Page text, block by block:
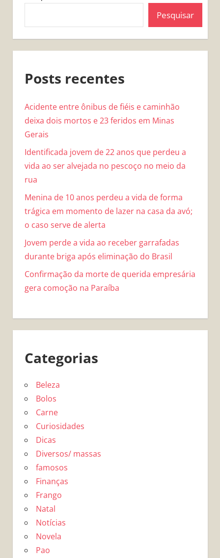
Pesquisar
Posts recentes
Acidente entre ônibus de fiéis e caminhão
deixa dois mortos e 23 feridos em Minas
Gerais
Identificada jovem de 22 anos que perdeu a
vida ao ser alvejada no pescoço no meio da
rua
Menina de 10 anos perdeu a vida de forma
trágica em momento de lazer na casa da avó;
o caso serve de alerta
Jovem perde a vida ao receber garrafadas
durante briga após eliminação do Brasil
Confirmação da morte de querida empresária
gera comoção na Paraíba
Categorias
Beleza
Bolos
Carne
Curiosidades
Dicas
Diversos/ massas
famosos
Finanças
Frango
Natal
Notícias
Novela
Pao